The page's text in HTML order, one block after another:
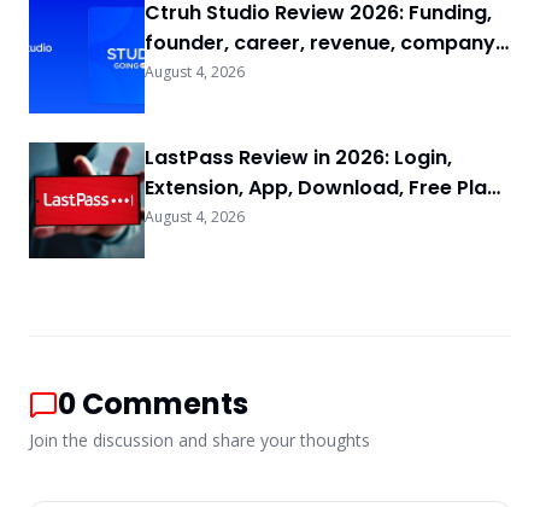
Ctruh Studio Review 2026: Funding,
founder, career, revenue, company
background & FAQs
August 4, 2026
LastPass Review in 2026: Login,
Extension, App, Download, Free Plan
& FAQs
August 4, 2026
0Comments
Join the discussion and share your thoughts